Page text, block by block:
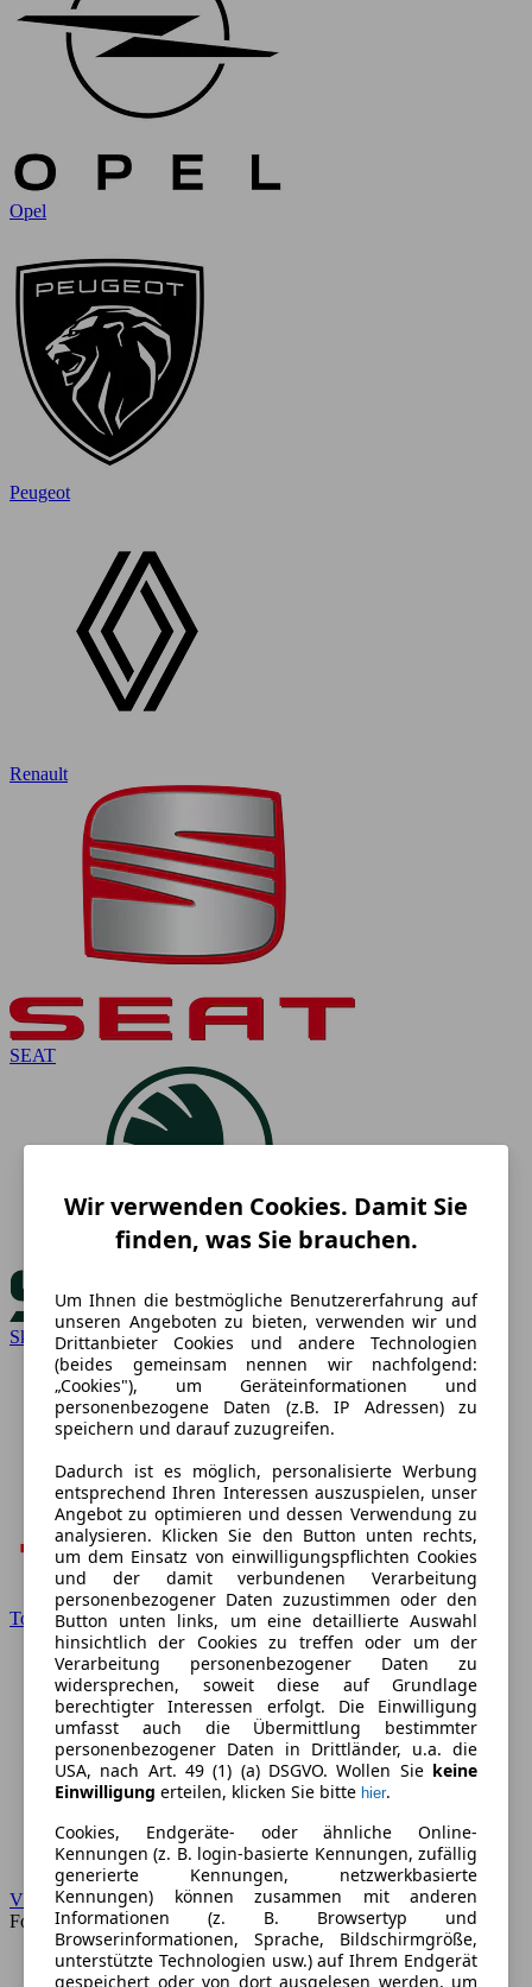
Opel
Peugeot
Renault
SEAT
Skoda
Toyota
VW
Forum
Wir verwenden Cookies. Damit Sie
finden, was Sie brauchen.
Um Ihnen die bestmögliche Benutzererfahrung auf
unseren Angeboten zu bieten, verwenden wir und
Drittanbieter Cookies und andere Technologien
(beides gemeinsam nennen wir nachfolgend:
„Cookies"), um Geräteinformationen und
personenbezogene Daten (z.B. IP Adressen) zu
speichern und darauf zuzugreifen.
Dadurch ist es möglich, personalisierte Werbung
entsprechend Ihren Interessen auszuspielen, unser
Angebot zu optimieren und dessen Verwendung zu
analysieren. Klicken Sie den Button unten rechts,
um dem Einsatz von einwilligungspflichten Cookies
und der damit verbundenen Verarbeitung
personenbezogener Daten zuzustimmen oder den
Button unten links, um eine detaillierte Auswahl
hinsichtlich der Cookies zu treffen oder um der
Verarbeitung personenbezogener Daten zu
widersprechen, soweit diese auf Grundlage
berechtigter Interessen erfolgt. Die Einwilligung
umfasst auch die Übermittlung bestimmter
personenbezogener Daten in Drittländer, u.a. die
USA, nach Art. 49 (1) (a) DSGVO. Wollen Sie keine
Einwilligung erteilen, klicken Sie bitte hier.
Cookies, Endgeräte- oder ähnliche Online-
Kennungen (z. B. login-basierte Kennungen, zufällig
generierte Kennungen, netzwerkbasierte
Kennungen) können zusammen mit anderen
Informationen (z. B. Browsertyp und
Browserinformationen, Sprache, Bildschirmgröße,
unterstützte Technologien usw.) auf Ihrem Endgerät
gespeichert oder von dort ausgelesen werden, um